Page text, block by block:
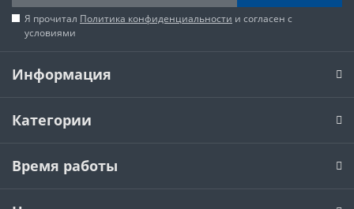
Я прочитал Политика конфиденциальности и согласен с
условиями
Информация
Категории
Время работы